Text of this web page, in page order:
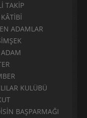
TAKİP
ADAMLAR
KULÜBÜ
BAŞPARMAĞI